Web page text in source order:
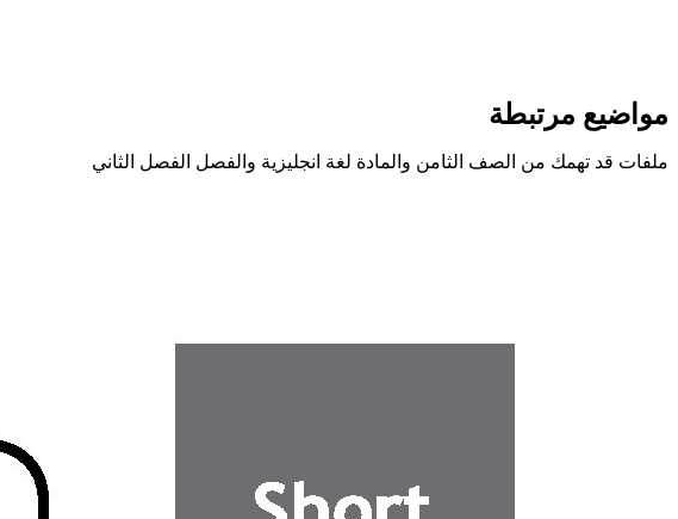
مواضيع مرتبطة
ملفات قد تهمك من الصف الثامن والمادة لغة انجليزية والفصل الفصل الثاني